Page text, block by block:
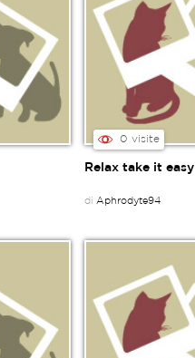
0 visite
Relax take it easy
di Aphrodyte94